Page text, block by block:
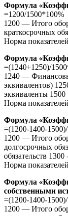
Формула
=1200/1500*100%
1200 — Итого
краткосрочных
Норма
Формула
=(1240+1250)/
1240 —
эквивалентов)
эквиваленты 1500
Норма
Формула
=(1200-1400-
1200 — Итого
долгосрочных
обязательств
Норма
Формула
собственными
=(1200-1400-
1200 — Итого